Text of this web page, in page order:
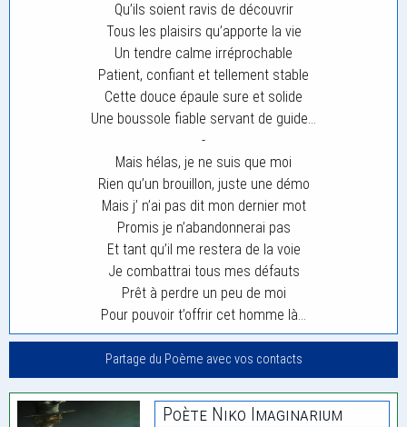
Qu’ils soient ravis de découvrir
Tous les plaisirs qu’apporte la vie
Un tendre calme irréprochable
Patient, confiant et tellement stable
Cette douce épaule sure et solide
Une boussole fiable servant de guide…
-
Mais hélas, je ne suis que moi
Rien qu’un brouillon, juste une démo
Mais j’ n’ai pas dit mon dernier mot
Promis je n’abandonnerai pas
Et tant qu’il me restera de la voie
Je combattrai tous mes défauts
Prêt à perdre un peu de moi
Pour pouvoir t’offrir cet homme là…
Partage du Poème avec vos contacts
Poète Niko Imaginarium